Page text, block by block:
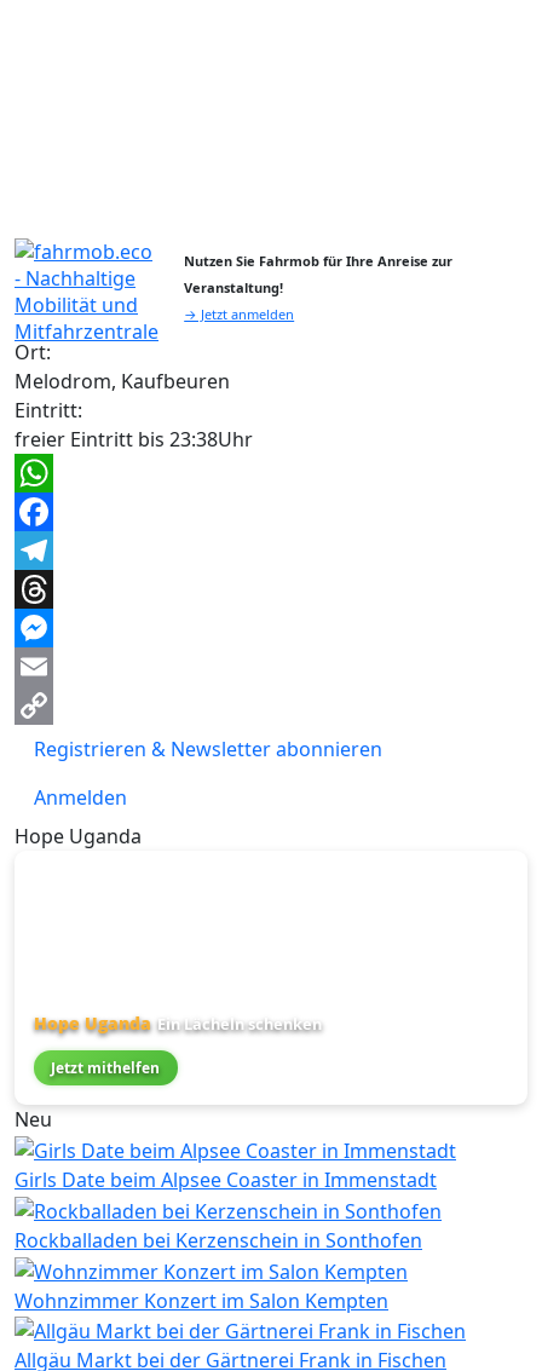
Nutzen Sie Fahrmob für Ihre Anreise zur
Veranstaltung!
→ Jetzt anmelden
Ort:
Melodrom, Kaufbeuren
Eintritt:
freier Eintritt bis 23:38Uhr
WhatsApp
Facebook
Telegram
Threads
Messenger
Email
Copy
Link
Registrieren & Newsletter abonnieren
Anmelden
Hope Uganda
Hope Uganda Ein Lächeln schenken
Jetzt mithelfen
Neu
Girls Date beim Alpsee Coaster in Immenstadt
Rockballaden bei Kerzenschein in Sonthofen
Wohnzimmer Konzert im Salon Kempten
Allgäu Markt bei der Gärtnerei Frank in Fischen